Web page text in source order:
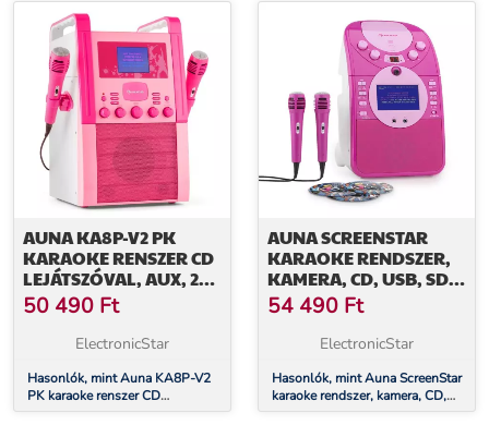
AUNA KA8P-V2 PK
KARAOKE RENSZER CD
LEJÁTSZÓVAL, AUX, 2
MIKROFON,
RÓZSASZÍN
50 490 Ft
ElectronicStar
Hasonlók, mint Auna KA8P-V2
PK karaoke renszer CD
lejátszóval, AUX, 2 mikrofon,
AUNA SCREENSTAR
KARAOKE RENDSZER,
KAMERA, CD, USB, SD,
MP3, 2 X MIKROFON, 3 X
CD+G, RÓZSASZÍN
54 490 Ft
ElectronicStar
Hasonlók, mint Auna ScreenStar
karaoke rendszer, kamera, CD,
USB, SD, MP3, 2 x mikrofon, 3 x